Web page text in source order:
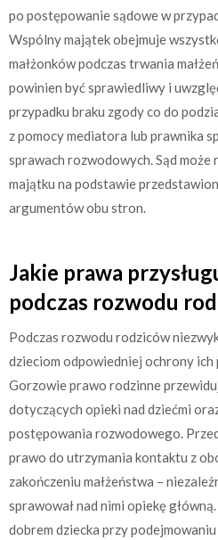
po postępowanie sądowe w
Wspólny majątek obejmuje
małżonków podczas trwania
powinien być sprawiedliwy i
przypadku braku zgody co do
z pomocy mediatora lub prawnika
sprawach rozwodowych. Sąd
majątku na podstawie
argumentów obu stron.
Jakie prawa
podczas rozwodu
Podczas rozwodu rodziców
dzieciom odpowiedniej ochrony
Gorzowie prawo rodzinne
dotyczących opieki nad dziećmi
postępowania rozwodowego.
prawo do utrzymania kontaktu z
zakończeniu małżeństwa –
sprawował nad nimi opiekę
dobrem dziecka przy